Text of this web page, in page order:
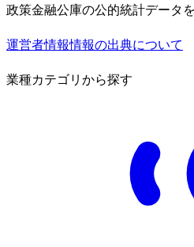
政策金融公庫の公的統計データ
運営者情報情報の出典について
業種カテゴリから探す